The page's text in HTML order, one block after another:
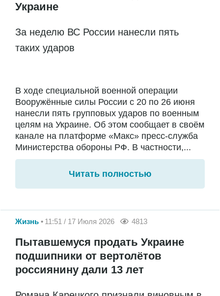
Украине
За неделю ВС России нанесли пять
таких ударов
В ходе специальной военной операции
Вооружённые силы России с 20 по 26 июня
нанесли пять групповых ударов по военным
целям на Украине. Об этом сообщает в своём
канале на платформе «Макс» пресс-служба
Министерства обороны РФ. В частности,...
Читать полностью
Жизнь 11:51 / 17 Июля 2026 4813
Пытавшемуся продать Украине
подшипники от вертолётов
россиянину дали 13 лет